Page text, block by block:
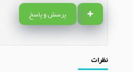
پرسش و پاسخ
نظرات